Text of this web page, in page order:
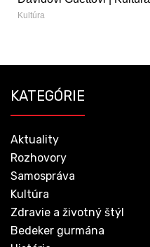
Kultúra
KATEGÓRIE
Aktuality
Rozhovory
Samospráva
Kultúra
Zdravie a životný štýl
Bedeker gurmána